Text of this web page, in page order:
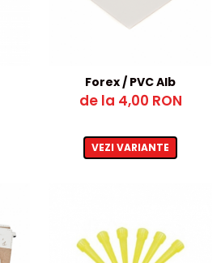
Forex / PVC Alb
de la 4,00 RON
VEZI VARIANTE